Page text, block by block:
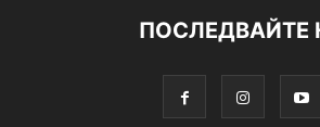
ПОСЛЕДВАЙТЕ